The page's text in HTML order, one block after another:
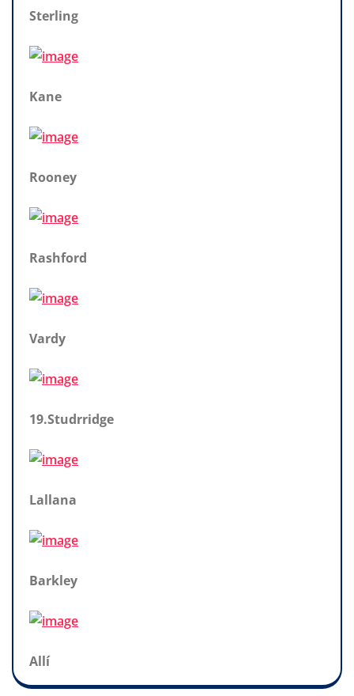
Sterling
Kane
Rooney
Rashford
Vardy
19.Studrridge
Lallana
Barkley
Allí